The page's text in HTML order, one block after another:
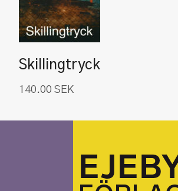
Skillingtryck
140.00 SEK